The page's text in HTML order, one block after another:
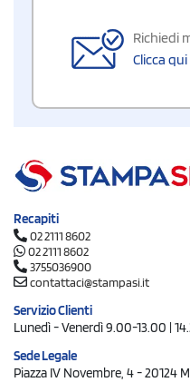
Richiedi
Clicca qui
Recapiti
02 2111 8602
02 2111 8602
3755036900
contattaci@stampasi.it
Servizio Clienti
Lunedì - Venerdì 9.00-13.00 |
Sede Legale
Piazza IV Novembre, 4 - 20124